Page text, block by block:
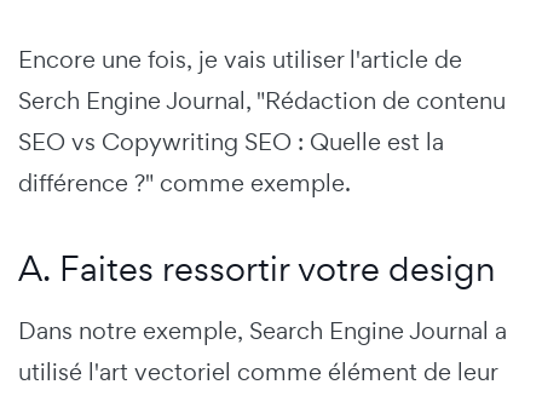
Encore une fois, je vais utiliser l'article de
Serch Engine Journal, "Rédaction de contenu
SEO vs Copywriting SEO : Quelle est la
différence ?" comme exemple.
A. Faites ressortir votre design
Dans notre exemple, Search Engine Journal a
utilisé l'art vectoriel comme élément de leur